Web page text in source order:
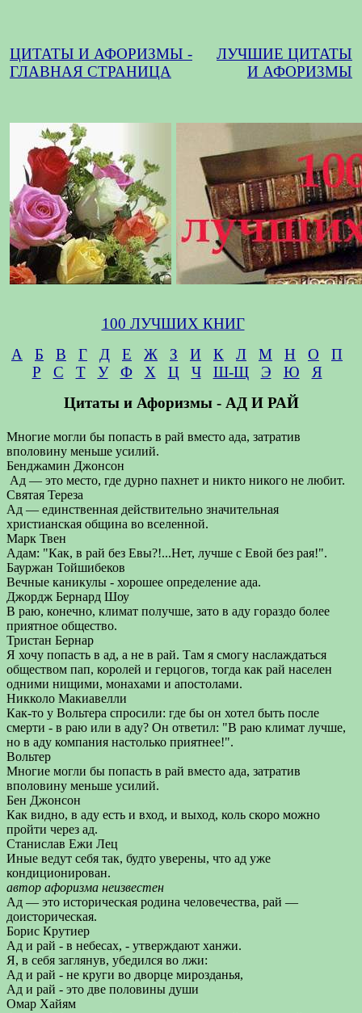
ЦИТАТЫ И АФОРИЗМЫ -
ГЛАВНАЯ СТРАНИЦА
ЛУЧШИЕ ЦИТАТЫ
И АФОРИЗМЫ
100 ЛУЧШИХ КНИГ
А
Б В Г Д Е Ж З И К Л М Н О
П
Р
С Т У Ф Х Ц Ч Ш-Щ Э Ю
Я
Цитаты и Афоризмы - АД И РАЙ
Многие могли бы попасть в рай вместо ада, затратив
вполовину меньше усилий.
Бенджамин Джонсон
Ад — это место, где дурно пахнет и никто никого не любит.
Святая Тереза
Ад — единственная действительно значительная
христианская община во вселенной.
Марк Твен
Адам: "Как, в рай без Евы?!...Нет, лучше с Евой без рая!".
Бауржан Тойшибеков
Вечные каникулы - хорошее определение ада.
Джордж Бернард Шоу
В раю, конечно, климат получше, зато в аду гораздо более
приятное общество.
Тристан Бернар
Я хочу попасть в ад, а не в рай. Там я смогу наслаждаться
обществом пап, королей и герцогов, тогда как рай населен
одними нищими, монахами и апостолами.
Никколо Макиавелли
Как-то у Вольтера спросили: где бы он хотел быть после
смерти - в раю или в аду? Он ответил: "В раю климат лучше,
но в аду компания настолько приятнее!".
Вольтер
Многие могли бы попасть в рай вместо ада, затратив
вполовину меньше усилий.
Бен Джонсон
Как видно, в аду есть и вход, и выход, коль скоро можно
пройти через ад.
Станислав Ежи Лец
Иные ведут себя так, будто уверены, что ад уже
кондиционирован.
автор афоризма неизвестен
Ад — это историческая родина человечества, рай —
доисторическая.
Борис Крутиер
Ад и рай - в небесах, - утверждают ханжи.
Я, в себя заглянув, убедился во лжи:
Ад и рай - не круги во дворце мирозданья,
Ад и рай - это две половины души
Омар Хайям